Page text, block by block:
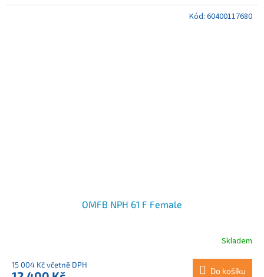
OMFB NPH 61 F Female
Skladem
15 004 Kč včetně DPH
Do košíku
Kód: 60400117680